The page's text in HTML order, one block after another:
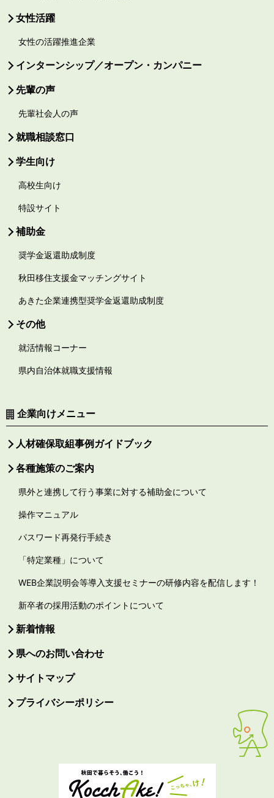
女性活躍
女性の活躍推進企業
インターンシップ／オープン・カンパニー
先輩の声
先輩社会人の声
就職相談窓口
学生向け
高校生向け
特設サイト
補助金
奨学金返還助成制度
秋田移住支援金マッチングサイト
あきた企業連携型奨学金返還助成制度
その他
就活情報コーナー
県内自治体就職支援情報
企業向けメニュー
人材確保取組事例ガイドブック
各種施策のご案内
県外と連携して行う事業に対する補助金について
操作マニュアル
パスワード再発行手続き
「特定業種」について
WEB企業説明会等導入支援セミナーの研修内容を配信します！
新卒者の採用活動のポイントについて
新着情報
県へのお問い合わせ
サイトマップ
プライバシーポリシー